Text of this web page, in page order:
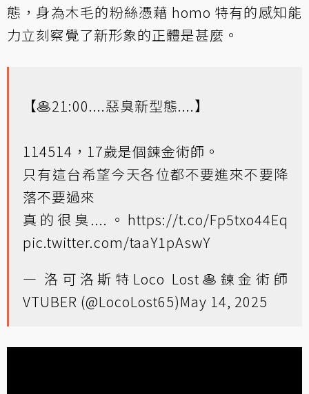
態，身為木毛的粉絲憑藉 homo 特有的感知能
力立刻察覺了新形象的正體是甚麼。
【🥞21:00....惡臭新型態....】
114514，17歲是個鍊金術師。
只有這台希望今天各位都不要進來不要降
落不要過來
真的很臭....。 https://t.co/Fp5txo44Eq
pic.twitter.com/taaY1pAswY
— 洛可洛斯特Loco Lost🥞鍊金術師
VTUBER (@LocoLost65)May 14, 2025